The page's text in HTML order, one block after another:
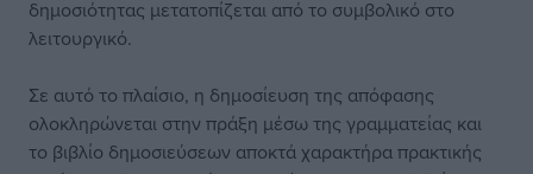
δημοσιότητας μετατοπίζεται από το συμβολικό στο
λειτουργικό.
Σε αυτό το πλαίσιο, η δημοσίευση της απόφασης
ολοκληρώνεται στην πράξη μέσω της γραμματείας και
το βιβλίο δημοσιεύσεων αποκτά χαρακτήρα πρακτικής